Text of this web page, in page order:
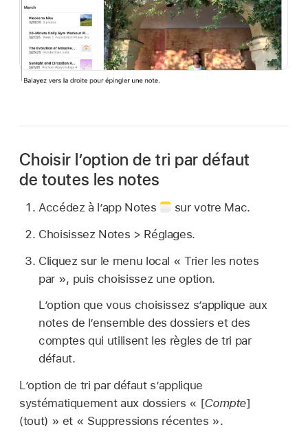
Choisir l’option de tri par défaut
de toutes les notes
Accédez à l’app Notes
sur votre Mac.
Choisissez Notes > Réglages.
Cliquez sur le menu local « Trier les notes
par », puis choisissez une option.
L’option que vous choisissez s’applique aux
notes de l’ensemble des dossiers et des
comptes qui utilisent les règles de tri par
défaut.
L’option de tri par défaut s’applique
systématiquement aux dossiers « [Compte]
(tout) » et « Suppressions récentes ».